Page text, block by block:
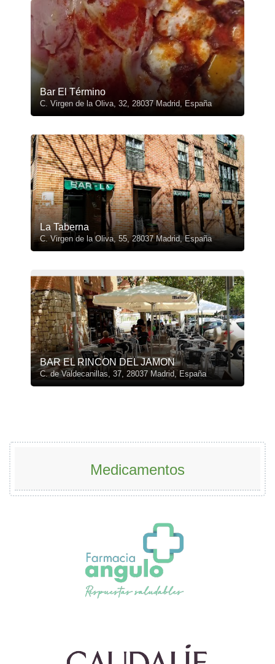
Bar El Término
C. Virgen de la Oliva, 32, 28037 Madrid, España
La Taberna
C. Virgen de la Oliva, 55, 28037 Madrid, España
BAR EL RINCON DEL JAMON
C. de Valdecanillas, 37, 28037 Madrid, España
Medicamentos